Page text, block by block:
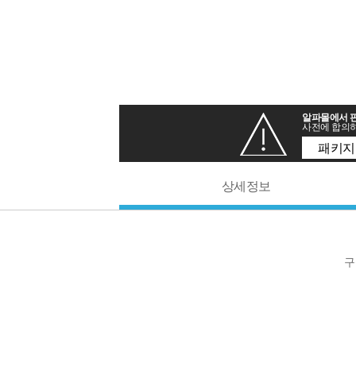
알파몰에서
사전에 합의
패키
상세정보